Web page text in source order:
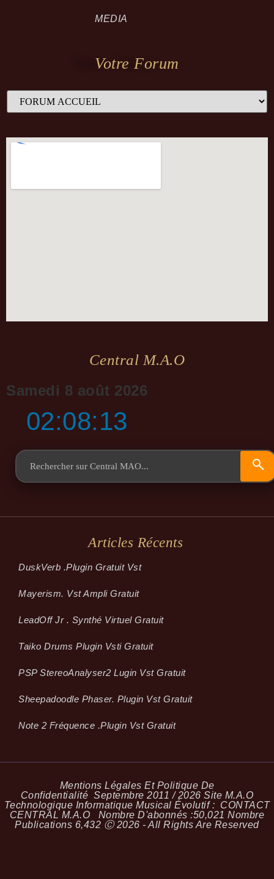
MEDIA
Votre Forum
Central M.a.o
Samedi 8 août 2026
02:08:14
Articles Récents
Dusk­Verb .plugin Gratuit Vst
Mayerism. Vst Ampli Gratuit
LeadOff Jr . Synthé Virtuel Gratuit
Taiko Drums Plugin Vsti Gratuit
PSP StereoAnalyser2 Lugin Vst Gratuit
Sheepadoodle Phaser. Plugin Vst Gratuit
Note 2 Fréquence .plugin Vst Gratuit
Mentions Légales Et Politique De
Confidentialité Septembre 2011 / 2026 Site M.A.O
Technologique Informatique Musical Évolutif : CONTACT
CENTRAL M.A.O Nombre D'abonnés :50,021 Nombre
Publications 6,432 Ⓒ 2026 - All Rights Are Reserved